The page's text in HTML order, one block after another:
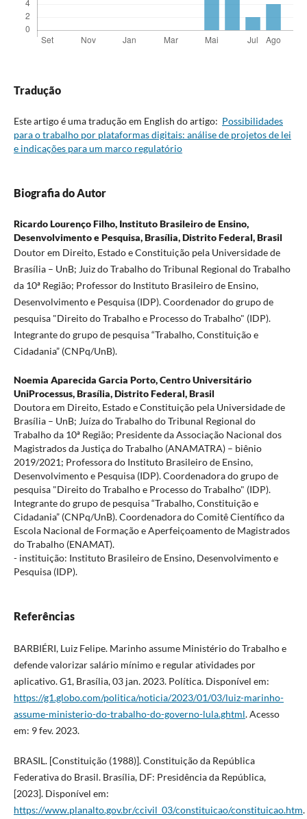
Tradução
Este artigo é uma tradução em English do artigo: Possibilidades
para o trabalho por plataformas digitais: análise de projetos de lei
e indicações para um marco regulatório
Biografia do Autor
Ricardo Lourenço Filho, Instituto Brasileiro de Ensino,
Desenvolvimento e Pesquisa, Brasília, Distrito Federal, Brasil
Doutor em Direito, Estado e Constituição pela Universidade de
Brasília – UnB; Juiz do Trabalho do Tribunal Regional do Trabalho
da 10ª Região; Professor do Instituto Brasileiro de Ensino,
Desenvolvimento e Pesquisa (IDP). Coordenador do grupo de
pesquisa "Direito do Trabalho e Processo do Trabalho" (IDP).
Integrante do grupo de pesquisa “Trabalho, Constituição e
Cidadania” (CNPq/UnB).
Noemia Aparecida Garcia Porto,Centro Universitário
UniProcessus, Brasília, Distrito Federal, Brasil
Doutora em Direito, Estado e Constituição pela Universidade de
Brasília – UnB; Juíza do Trabalho do Tribunal Regional do
Trabalho da 10ª Região; Presidente da Associação Nacional dos
Magistrados da Justiça do Trabalho (ANAMATRA) – biênio
2019/2021; Professora do Instituto Brasileiro de Ensino,
Desenvolvimento e Pesquisa (IDP). Coordenadora do grupo de
pesquisa "Direito do Trabalho e Processo do Trabalho" (IDP).
Integrante do grupo de pesquisa “Trabalho, Constituição e
Cidadania” (CNPq/UnB). Coordenadora do Comitê Científico da
Escola Nacional de Formação e Aperfeiçoamento de Magistrados
do Trabalho (ENAMAT).
- instituição: Instituto Brasileiro de Ensino, Desenvolvimento e
Pesquisa (IDP).
Referências
BARBIÉRI, Luiz Felipe. Marinho assume Ministério do Trabalho e
defende valorizar salário mínimo e regular atividades por
aplicativo. G1, Brasília, 03 jan. 2023. Política. Disponível em:
https://g1.globo.com/politica/noticia/2023/01/03/luiz-marinho-
assume-ministerio-do-trabalho-do-governo-lula.ghtml. Acesso
em: 9 fev. 2023.
BRASIL. [Constituição (1988)]. Constituição da República
Federativa do Brasil. Brasília, DF: Presidência da República,
[2023]. Disponível em:
https://www.planalto.gov.br/ccivil_03/constituicao/constituicao.htm.